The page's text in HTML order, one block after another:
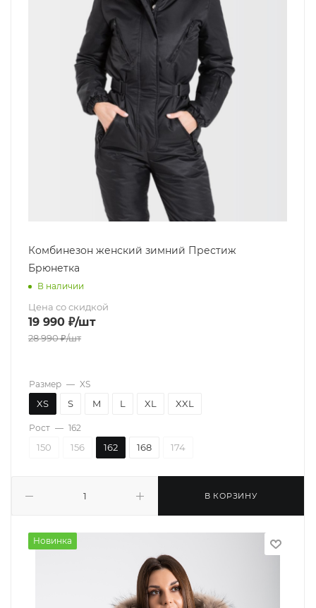
Комбинезон женский зимний Престиж
Брюнетка
В наличии
Цена со скидкой
19 990 ₽/шт
28 990₽/шт
В КОРЗИНУ
Размер — XS
XS S M L XL XXL
Рост — 162
150 156 162 168 174
Новинка